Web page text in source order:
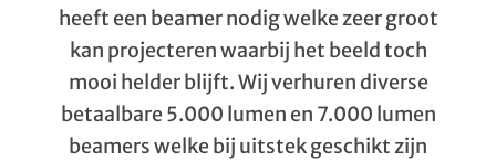
heeft een beamer nodig welke zeer groot
kan projecteren waarbij het beeld toch
mooi helder blijft. Wij verhuren diverse
betaalbare 5.000 lumen en 7.000 lumen
beamers welke bij uitstek geschikt zijn